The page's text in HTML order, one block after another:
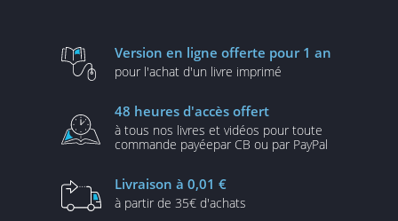
Version en ligne offerte pour 1 an
pour l'achat d'un livre imprimé
48 heures d'accès offert
à tous nos livres et vidéos pour toute
commande payéepar CB ou par PayPal
Livraison à 0,01 €
à partir de 35€ d'achats